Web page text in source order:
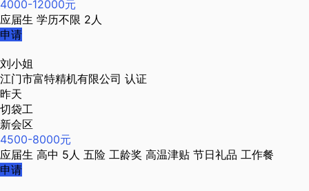
4000-12000元
应届生 学历不限 2人
申请
刘小姐
江门市富特精机有限公司 认证
昨天
切袋工
新会区
4500-8000元
应届生 高中 5人 五险 工龄奖 高温津贴 节日礼品 工作餐
申请